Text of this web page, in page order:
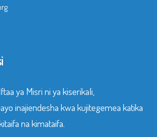
ya Misri ni ya kiserikali,
inajiendesha kwa kujitegemea katika
na kimataifa.